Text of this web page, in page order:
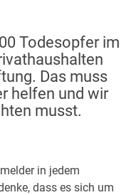
Todesopfer im
Das muss
helfen und wir
musst.
in jedem
dass es sich um